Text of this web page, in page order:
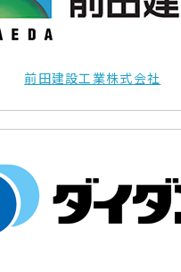
前田建設工業株式会社